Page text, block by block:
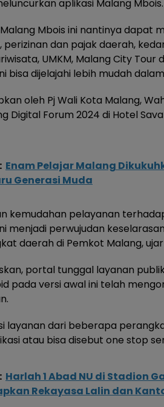
aplikasi Malang Mbois.
Mbois ini nantinya dapat
perizinan dan pajak daerah,
UMKM, Malang City
bisa dijelajahi lebih mudah
oleh Pj Wali Kota Malang,
Digital Forum 2024 di Hotel
Enam Pelajar Malang
Generasi Muda
kemudahan pelayanan
menjadi perwujudan
daerah di Pemkot Malang,
portal tunggal layanan
pada versi awal ini telah
layanan dari beberapa
atau bisa disebut one stop
Harlah 1 Abad NU di Stadion
Rekayasa Lalin dan